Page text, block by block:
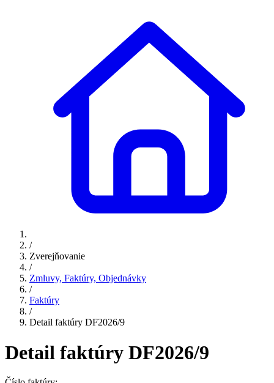
/
Zverejňovanie
/
Zmluvy, Faktúry, Objednávky
/
Faktúry
/
Detail faktúry DF2026/9
Detail faktúry DF2026/9